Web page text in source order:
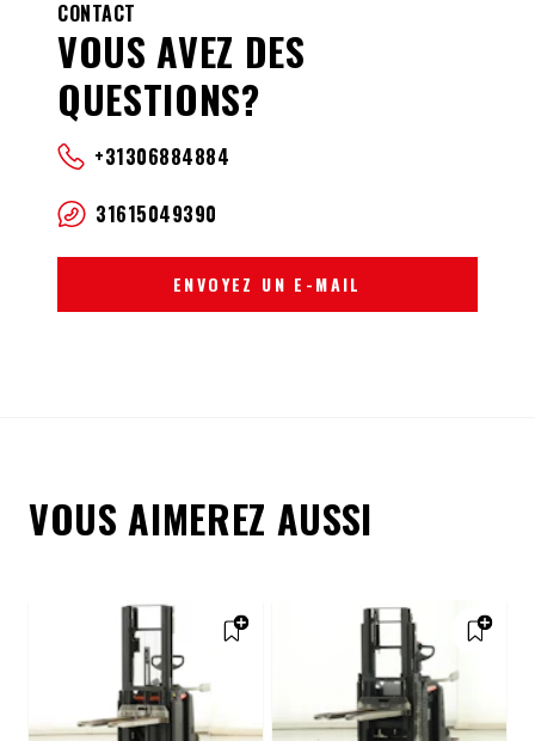
CONTACT
VOUS AVEZ DES
QUESTIONS?
+31306884884
31615049390
ENVOYEZ UN E-MAIL
VOUS AIMEREZ AUSSI